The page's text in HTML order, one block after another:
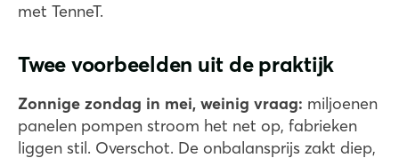
met TenneT.
Twee voorbeelden uit de praktijk
Zonnige zondag in mei, weinig vraag: miljoenen
panelen pompen stroom het net op, fabrieken
liggen stil. Overschot. De onbalansprijs zakt diep,